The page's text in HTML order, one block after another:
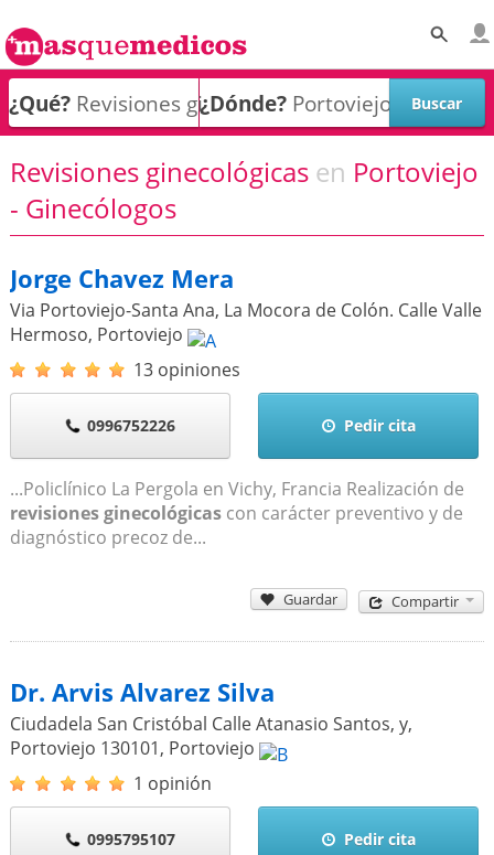
¿Qué? ¿Dónde?
Revisiones ginecológicas en Portoviejo
- Ginecólogos
Jorge Chavez Mera
Via Portoviejo-Santa Ana, La Mocora de Colón. Calle Valle
Hermoso, Portoviejo
13 opiniones
0996752226 Pedir cita
...Policlínico La Pergola en Vichy, Francia Realización de
revisiones ginecológicascon carácter preventivo y de
diagnóstico precoz de...
Guardar Compartir
Dr. Arvis Alvarez Silva
Ciudadela San Cristóbal Calle Atanasio Santos, y,
Portoviejo 130101, Portoviejo
1 opinión
0995795107 Pedir cita